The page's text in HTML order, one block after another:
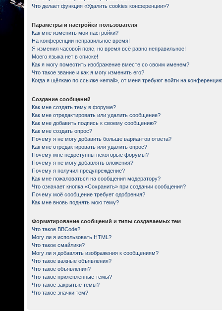
Что делает функция «Удалить cookies конференции»?
Параметры и настройки пользователя
Как мне изменить мои настройки?
На конференции неправильное время!
Я изменил часовой пояс, но время всё равно неправильное!
Моего языка нет в списке!
Как я могу поместить изображение вместе со своим именем?
Что такое звание и как я могу изменить его?
Когда я щёлкаю по ссылке «email», от меня требуют войти на
Создание сообщений
Как мне создать тему в форуме?
Как мне отредактировать или удалить сообщение?
Как мне добавить подпись к своему сообщению?
Как мне создать опрос?
Почему я не могу добавить больше вариантов ответа?
Как мне отредактировать или удалить опрос?
Почему мне недоступны некоторые форумы?
Почему я не могу добавлять вложения?
Почему я получил предупреждение?
Как мне пожаловаться на сообщения модератору?
Что означает кнопка «Сохранить» при создании сообщения?
Почему моё сообщение требует одобрения?
Как мне вновь поднять мою тему?
Форматирование сообщений и типы создаваемых тем
Что такое BBCode?
Могу ли я использовать HTML?
Что такое смайлики?
Могу ли я добавлять изображения к сообщениям?
Что такое важные объявления?
Что такое объявления?
Что такое прилепленные темы?
Что такое закрытые темы?
Что такое значки тем?